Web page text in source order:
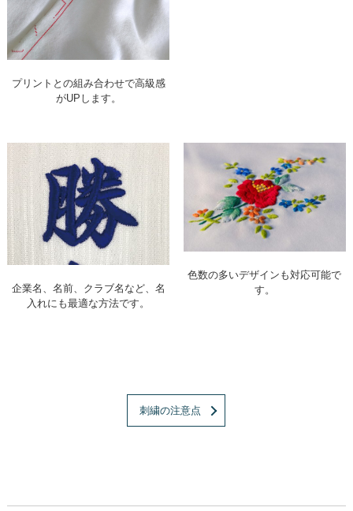
プリントとの組み合わせで高級感
がUPします。
企業名、名前、クラブ名など、名
入れにも最適な方法です。
色数の多いデザインも対応可能で
す。
刺繍の注意点